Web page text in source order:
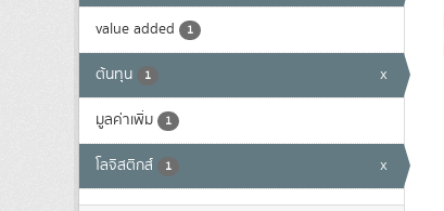
value added 1
ต้นทุน 1 x
มูลค่าเพิ่ม 1
โลจิสติกส์ 1 x